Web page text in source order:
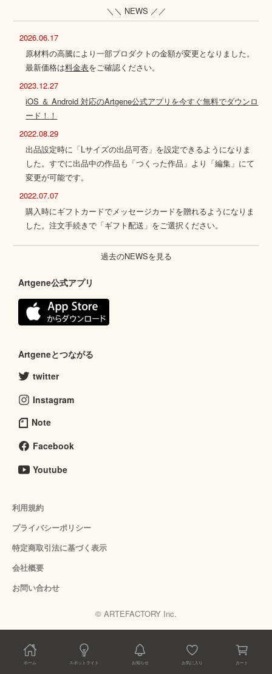
ホーム スポットライト お知らせ お気に入り カート
＼＼ NEWS ／／
2026.06.17
原材料の高騰により一部プロダクトの金額が変更となりました。
最新価格は料金表をご確認ください。
2023.12.27
iOS ＆ Android 対応のArtgene公式アプリを今すぐ無料でダウンロ
ード！！
2022.08.29
出品設定時に「Lサイズの出品可否」を設定できるようになりま
した。すでに出品中の作品も「つくった作品」より「編集」にて
変更が可能です。
2022.07.07
購入時にギフトカードでメッセージカードを贈れるようになりま
した。注文手続きで「ギフト配送」をご選択ください。
過去のNEWSを見る
Artgene公式アプリ
Artgeneとつながる
twitter
Instagram
Note
Facebook
Youtube
利用規約
プライバシーポリシー
特定商取引法に基づく表示
会社概要
お問い合わせ
© ARTEFACTORY Inc.